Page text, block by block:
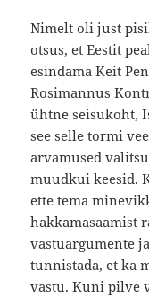
Nimelt oli just
otsus, et Eestit
esindama Keit
Rosimannus
ühtne seisukoht,
see selle tormi
arvamused
muudkui keesid.
ette tema
hakkamasaamist
vastuargumente
tunnistada, et ka
vastu. Kuni pilve